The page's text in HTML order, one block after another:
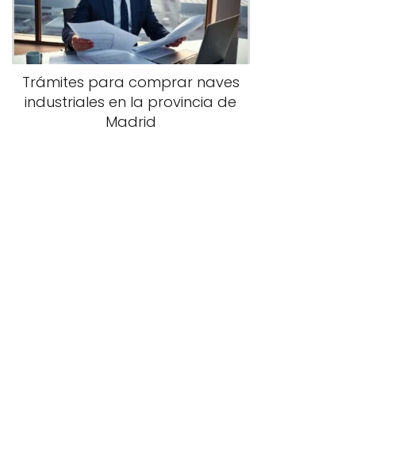
Trámites para comprar naves
industriales en la provincia de
Madrid